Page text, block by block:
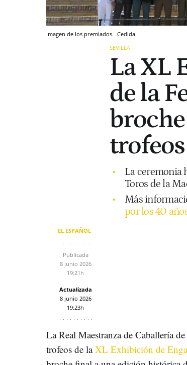
Imagen de los premiados. Cedida.
SEVILLA
La XL
de la
trofeos
La ceremonia
Toros de la
Más
por los 40
EL ESPAÑOL
Publicada
8 junio 2026
19:21h
Actualizada
8 junio 2026
19:23h
La Real Maestranza de Caballería
trofeos de laXL Exhibición de